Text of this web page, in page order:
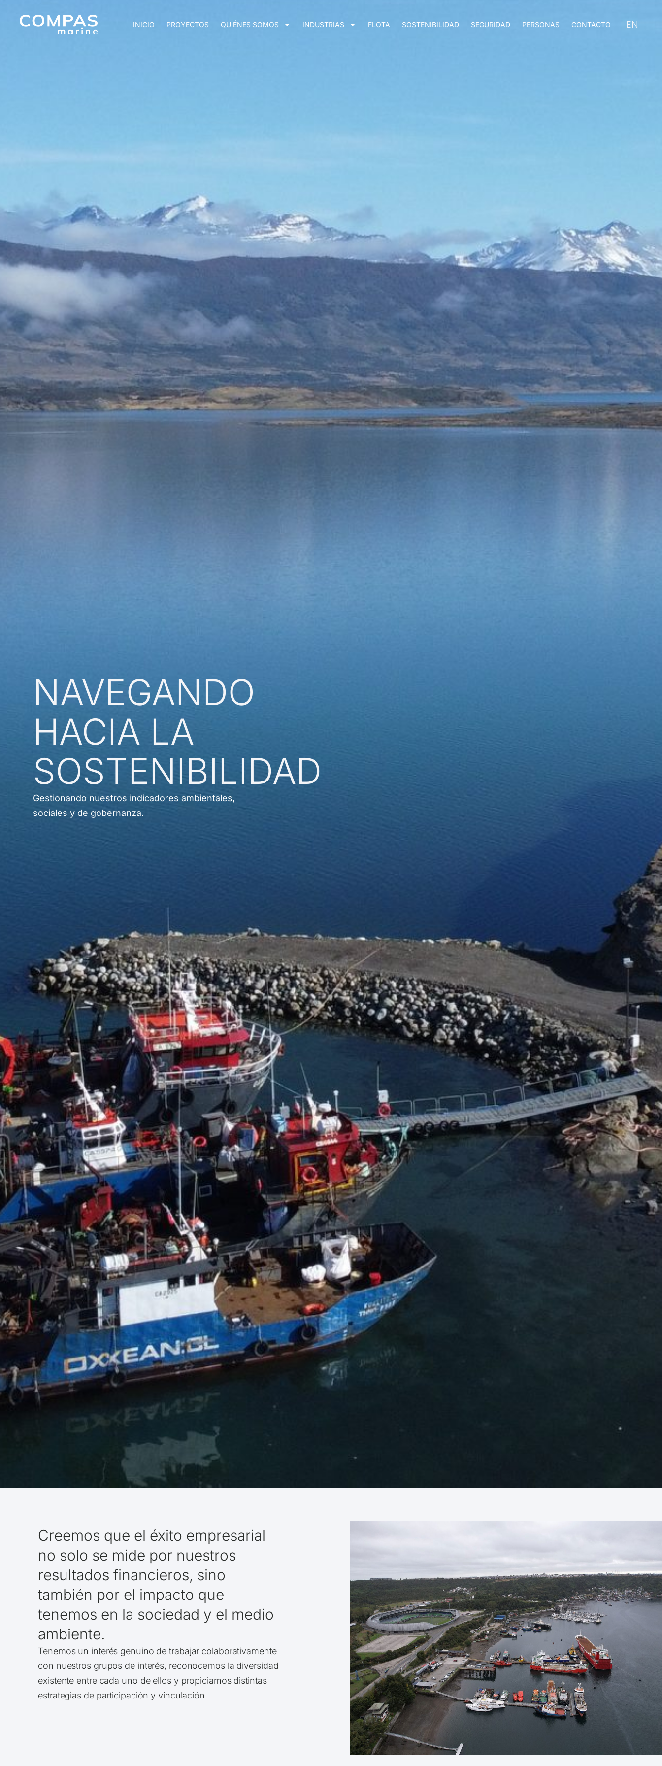
INICIO PROYECTOS QUIÉNES SOMOS INDUSTRIAS FLOTA SOSTENIBILIDAD SEGURIDAD PERSONAS CONTACTO
NAVEGANDO
HACIA LA
SOSTENIBILIDAD
Gestionando nuestros indicadores ambientales,
sociales y de gobernanza.
Creemos que el éxito empresarial
no solo se mide por nuestros
resultados financieros, sino
también por el impacto que
tenemos en la sociedad y el medio
ambiente.
Tenemos un interés genuino de trabajar colaborativamente
con nuestros grupos de interés, reconocemos la diversidad
existente entre cada uno de ellos y propiciamos distintas
estrategias de participación y vinculación.